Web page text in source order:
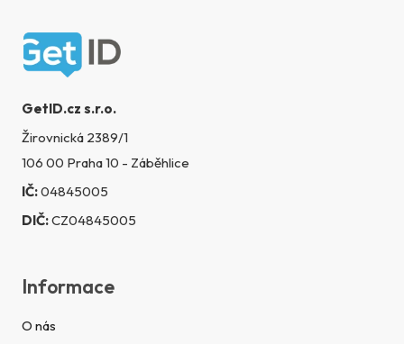
Zápatí
GetID.cz s.r.o.
Žirovnická 2389/1
106 00 Praha 10 - Záběhlice
IČ:04845005
DIČ:CZ04845005
Informace
O nás